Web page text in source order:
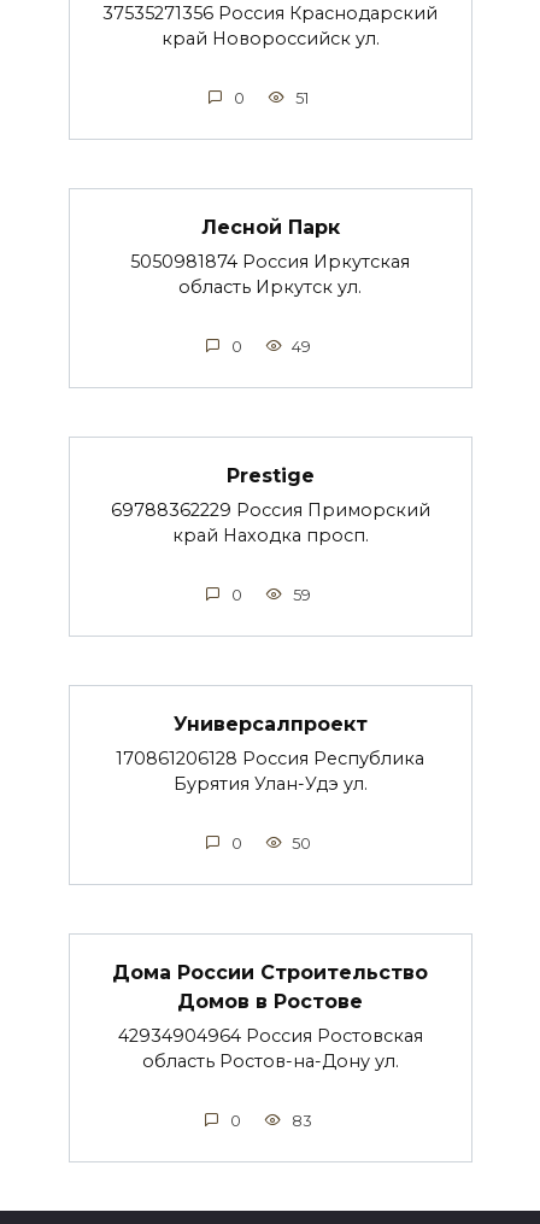
37535271356 Россия Краснодарский
край Новороссийск ул.
0 51
Лесной Парк
5050981874 Россия Иркутская
область Иркутск ул.
0 49
Prestige
69788362229 Россия Приморский
край Находка просп.
0 59
Универсалпроект
170861206128 Россия Республика
Бурятия Улан-Удэ ул.
0 50
Дома России Строительство
Домов в Ростове
42934904964 Россия Ростовская
область Ростов-на-Дону ул.
0 83